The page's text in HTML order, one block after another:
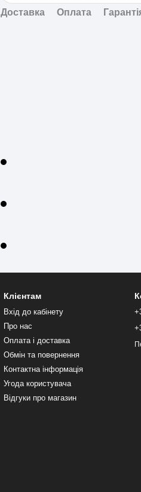
Доставка Оплата
Клієнтам
Вхід до кабінету
Про нас
Оплата і доставка
Обмін та повернення
Контактна інформація
Угода користувача
Відгуки про магазин